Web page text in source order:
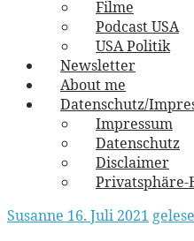
Filme
Podcast USA
USA Politik
Newsletter
About me
Datenschutz/
Impressum
Datenschutz
Disclaimer
Privatsphäre-
Susanne 16. Juli 2021